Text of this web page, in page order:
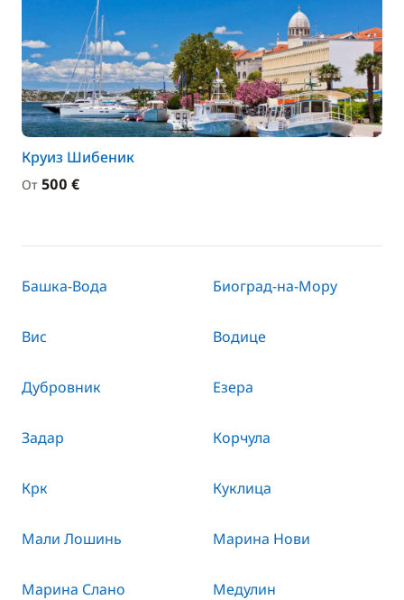
Круиз Шибеник
От 500 €
Башка-Вода Биоград-на-Мору
Вис Водице
Дубровник Езера
Задар Корчула
Крк Куклица
Мали Лошинь Марина Нови
Марина Слано Медулин